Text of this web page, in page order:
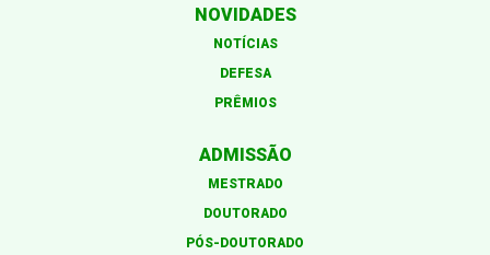
NOVIDADES
NOTÍCIAS
DEFESA
PRÊMIOS
ADMISSÃO
MESTRADO
DOUTORADO
PÓS-DOUTORADO